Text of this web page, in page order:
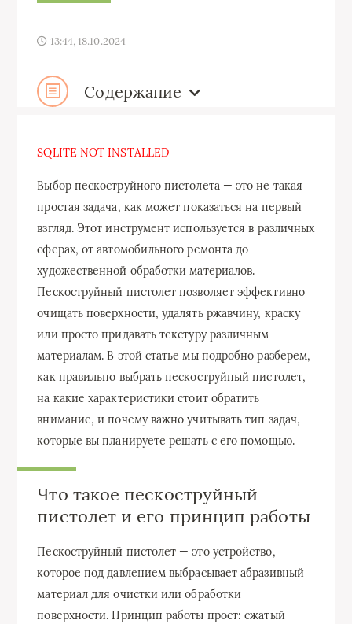
13:44, 18.10.2024
Содержание
SQLITE NOT INSTALLED
Выбор пескоструйного пистолета — это не такая
простая задача, как может показаться на первый
взгляд. Этот инструмент используется в различных
сферах, от автомобильного ремонта до
художественной обработки материалов.
Пескоструйный пистолет позволяет эффективно
очищать поверхности, удалять ржавчину, краску
или просто придавать текстуру различным
материалам. В этой статье мы подробно разберем,
как правильно выбрать пескоструйный пистолет,
на какие характеристики стоит обратить
внимание, и почему важно учитывать тип задач,
которые вы планируете решать с его помощью.
Что такое пескоструйный
пистолет и его принцип работы
Пескоструйный пистолет — это устройство,
которое под давлением выбрасывает абразивный
материал для очистки или обработки
поверхности. Принцип работы прост: сжатый